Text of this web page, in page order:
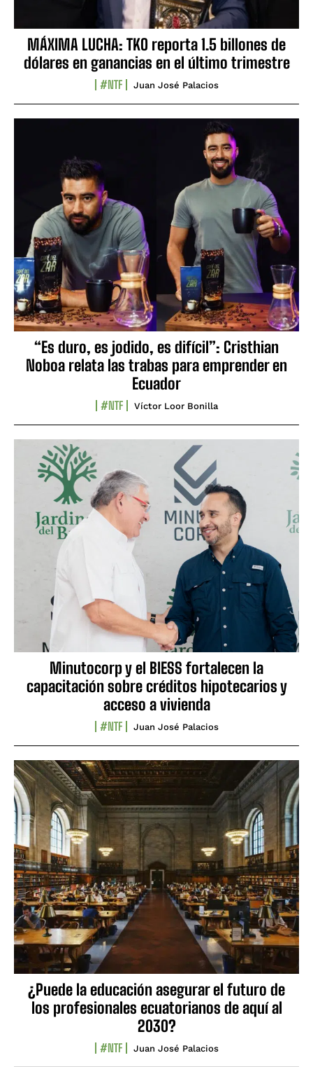
MÁXIMA LUCHA: TKO reporta 1.5 billones de
dólares en ganancias en el último trimestre
#NTF Juan José Palacios
“Es duro, es jodido, es difícil”: Cristhian
Noboa relata las trabas para emprender en
Ecuador
#NTF Víctor Loor Bonilla
Minutocorp y el BIESS fortalecen la
capacitación sobre créditos hipotecarios y
acceso a vivienda
#NTF Juan José Palacios
¿Puede la educación asegurar el futuro de
los profesionales ecuatorianos de aquí al
2030?
#NTF Juan José Palacios